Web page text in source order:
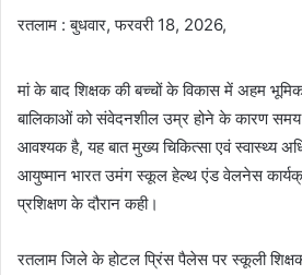
रतलाम : बुधवार, फरवरी 18, 2026,
मां के बाद शिक्षक की बच्चों के विकास में अहम
बालिकाओं को संवेदनशील उम्र होने के कारण समय
आवश्यक है, यह बात मुख्य चिकित्सा एवं स्वास्थ्य
आयुष्मान भारत उमंग स्कूल हेल्थ एंड वेलनेस
प्रशिक्षण के दौरान कही।
रतलाम जिले के होटल प्रिंस पैलेस पर स्कूली